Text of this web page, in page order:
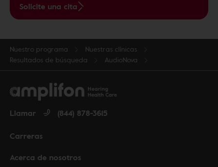
Solicite una cita
Nuestro programa
Nuestras clínicas
Resultados de búsqueda
AudioNova
Acerca de nosotros
Carreras
Llamar (844) 878-3615